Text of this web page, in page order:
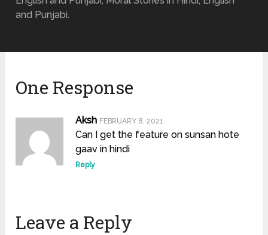
and Punjabi.
One Response
Aksh FEBRUARY 8, 2021
Can I get the feature on sunsan hote
gaav in hindi
Reply
Leave a Reply